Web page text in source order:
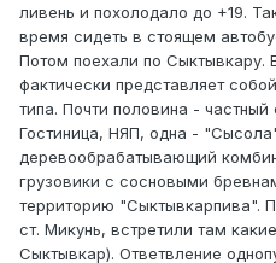
ливень и похолодало до +19.
время сидеть в стоящем
Потом поехали по Сыктывкару.
фактически представляет
типа. Почти половина -
Гостиница, НЯП, одна -
деревообрабатывающий
грузовики с сосновыми
территорию "Сыктывкарпива".
ст. Микунь, встретили там
Сыктывкар). Ответвление